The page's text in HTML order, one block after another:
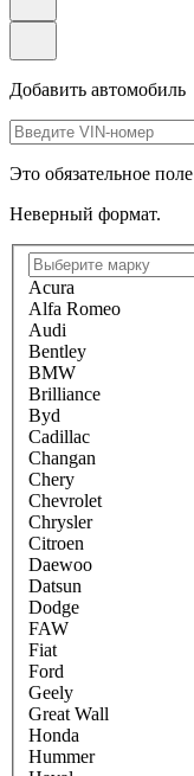
Добавить автомобиль
Это обязательное поле
Неверный формат.
Acura
Alfa Romeo
Audi
Bentley
BMW
Brilliance
Byd
Cadillac
Changan
Chery
Chevrolet
Chrysler
Citroen
Daewoo
Datsun
Dodge
FAW
Fiat
Ford
Geely
Great Wall
Honda
Hummer